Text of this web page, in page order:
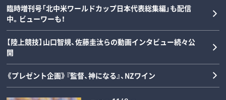
臨時増刊号「北中米ワールドカップ日本代表総集編」も配信
中。ビューワーも！
【陸上競技】山口智規、佐藤圭汰らの動画インタビュー続々公
開
《プレゼント企画》『監督、神になる』、NZワイン